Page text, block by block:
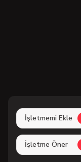
İşletmemi Ekle
İşletme Öner